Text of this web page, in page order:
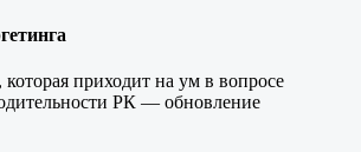
приходит на ум в вопросе
РК — обновление